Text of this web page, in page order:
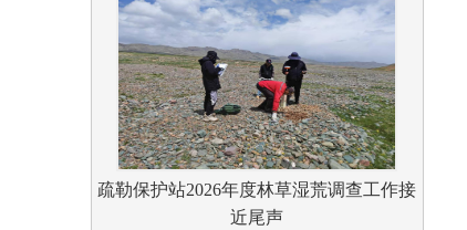
疏勒保护站2026年度林草湿荒调查工作接
近尾声